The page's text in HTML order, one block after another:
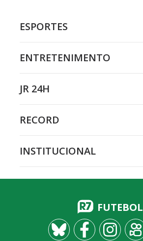
ESPORTES
ENTRETENIMENTO
JR 24H
RECORD
INSTITUCIONAL
FUTEBOL